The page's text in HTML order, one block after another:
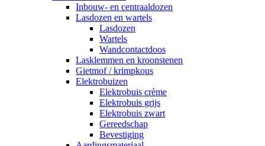
Inbouw- en centraaldozen
Lasdozen en wartels
Lasdozen
Wartels
Wandcontactdoos
Lasklemmen en kroonstenen
Gietmof / krimpkous
Elektrobuizen
Elektrobuis crème
Elektrobuis grijs
Elektrobuis zwart
Gereedschap
Bevestiging